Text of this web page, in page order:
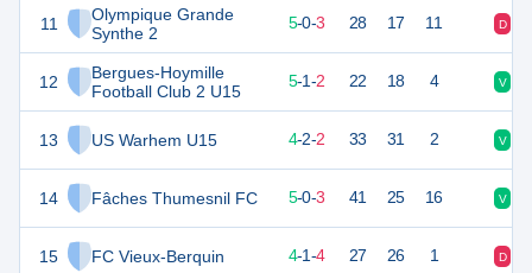
11
Olympique Grande
Synthe 2
12
Bergues-Hoymille
Football Club 2 U15
13 US Warhem U15
14 Fâches Thumesnil FC
15 FC Vieux-Berquin
15 5-0-3 28 17 11 D
15 5-1-2 22 18 4 V
14 4-2-2 33 31 2 V
14 9 5-0-3 41 25 16 V
13 4-1-4 27 26 1 D